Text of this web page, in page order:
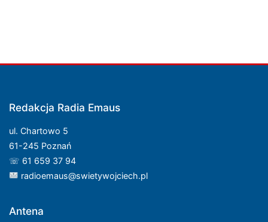
Redakcja Radia Emaus
ul. Chartowo 5
61-245 Poznań
☏ 61 659 37 94
radioemaus@swietywojciech.pl
Antena